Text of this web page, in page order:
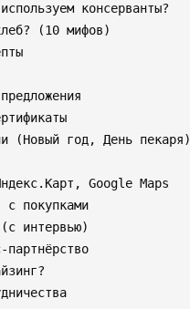
консерванты?
(10 мифов)
(Новый год, День пекаря)
Google Maps
с покупками
интервью)